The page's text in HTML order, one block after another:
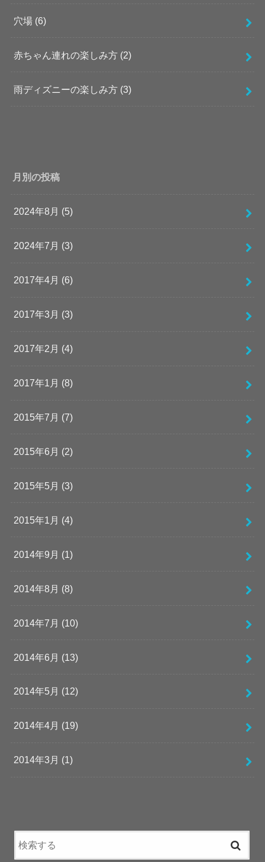
穴場 (6)
赤ちゃん連れの楽しみ方 (2)
雨ディズニーの楽しみ方 (3)
月別の投稿
2024年8月 (5)
2024年7月 (3)
2017年4月 (6)
2017年3月 (3)
2017年2月 (4)
2017年1月 (8)
2015年7月 (7)
2015年6月 (2)
2015年5月 (3)
2015年1月 (4)
2014年9月 (1)
2014年8月 (8)
2014年7月 (10)
2014年6月 (13)
2014年5月 (12)
2014年4月 (19)
2014年3月 (1)